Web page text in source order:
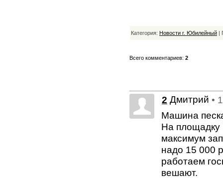
Категория: Новости г. Юбилейный |
Всего комментариев: 2
2 Дмитрий •
Машина
На площадку
максимум
надо 15 000
работаем
вешают.